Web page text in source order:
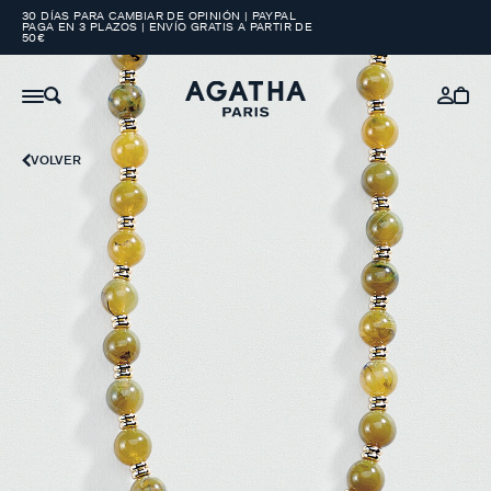
30 DÍAS PARA CAMBIAR DE OPINIÓN | PAYPAL
PAGA EN 3 PLAZOS | ENVÍO GRATIS A PARTIR DE
50€
VOLVER